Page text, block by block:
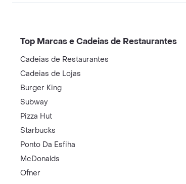
Top Marcas e Cadeias de Restaurantes
Cadeias de Restaurantes
Cadeias de Lojas
Burger King
Subway
Pizza Hut
Starbucks
Ponto Da Esfiha
McDonalds
Ofner